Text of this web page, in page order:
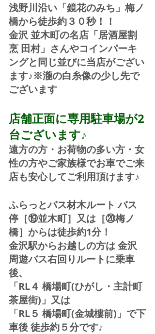
浅野川沿い「鏡花のみち」梅ノ
橋から徒歩約３０秒！！
金沢 並木町の名店「居酒屋割
烹 田村」さんやコインパーキ
ングと同じ並びに当店がござい
ます♪※瀧の白糸像の少し先で
ございます
店舗正面に専用駐車場が2
台ございます♪
遠方の方・お荷物の多い方・女
性の方やご家族様でお車でご来
店も安心してご利用頂けます♪
ふらっとバス材木ルート バス
停［⑲並木町］又は［⑳梅ノ
橋］からは徒歩約1分！
金沢駅からお越しの方は 金沢
周遊バス右回りルートに乗車
後、
「RL４ 橋場町(ひがし・主計町
茶屋街)」又は
「RL５ 橋場町(金城樓前)」で下
車後 徒歩約５分です♪